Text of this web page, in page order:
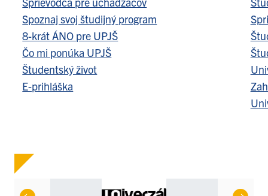
Spoznaj svoj študijný program
8-krát ÁNO pre UPJŠ
Čo mi ponúka UPJŠ
Študentský život
E-prihláška